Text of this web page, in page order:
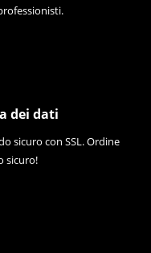
dei dati
sicuro con SSL. Ordine
sicuro!